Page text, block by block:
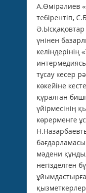
А.Өмірәлиев
тебірентіп,
Ә.Ысқақовтар
үнінен
келіндерінің
тұсау кесер
көкейіне
құралған
үйірмесінің
көрерменге
мәдени
негізделген